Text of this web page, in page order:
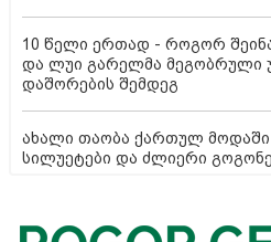
10 წელი ერთად - როგორ
და ლუი გარელმა მეგობრული
დაშორების შემდეგ
ახალი თაობა ქართულ
სილუეტები და ძლიერი